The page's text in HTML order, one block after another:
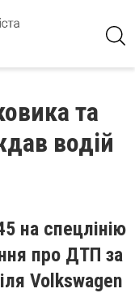
та
водій
на спецлінію
про ДТП за
Volkswagen